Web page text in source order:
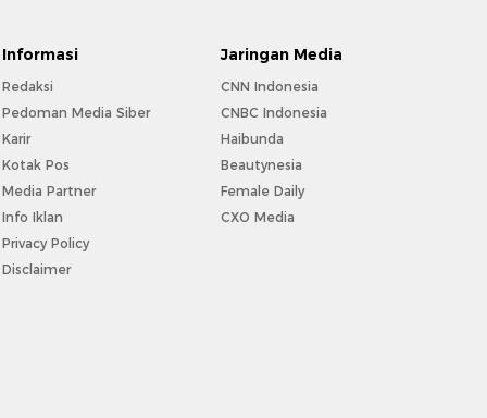
Informasi
Redaksi
Pedoman Media Siber
Karir
Kotak Pos
Media Partner
Info Iklan
Privacy Policy
Disclaimer
Jaringan Media
CNN Indonesia
CNBC Indonesia
Haibunda
Beautynesia
Female Daily
CXO Media